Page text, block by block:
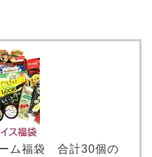
ム福袋 合計30個の